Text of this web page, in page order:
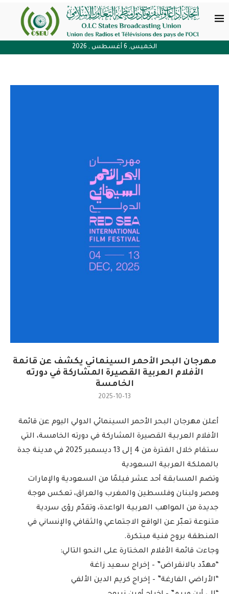
الخميس, 6 أغسطس , 2026
مهرجان البحر الأحمر السينمائي يكشف عن قائمة
الأفلام العربية القصيرة المشاركة في دورته
الخامسة
2025-10-13
أعلن مهرجان البحر الأحمر السينمائي الدولي اليوم عن قائمة
الأفلام العربية القصيرة المشاركة في دورته الخامسة، التي
ستقام خلال الفترة من 4 إلى 13 ديسمبر 2025 في مدينة جدة
بالمملكة العربية السعودية
وتضم المسابقة أحد عشر فيلمًا من السعودية والإمارات
ومصر ولبنان وفلسطين والمغرب والعراق، تعكس موجة
جديدة من المواهب العربية الواعدة، وتقدّم رؤى سردية
متنوعة تعبّر عن الواقع الاجتماعي والثقافي والإنساني في
المنطقة بروح فنية مبتكرة.
وجاءت قائمة الأفلام المختارة على النحو التالي:
“مهدّد بالانقراض” – إخراج سعيد زاغة
“الأراضي الفارغة” – إخراج كريم الدين الألفي